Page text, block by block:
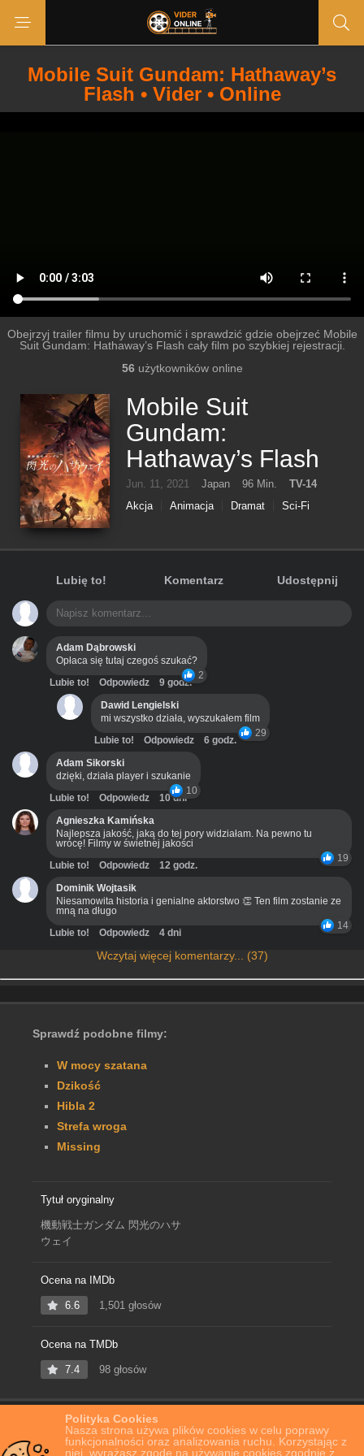
Polityka Cookies
Nasza strona używa plików cookies w celu poprawy
funkcjonalności oraz analizowania ruchu. Korzystając z
niej, wyrażasz zgodę na używanie cookies zgodnie z
Mobile Suit Gundam: Hathaway’s
Flash • Vider • Online
Obejrzyj trailer filmu by uruchomić i sprawdzić gdzie obejrzeć Mobile
Suit Gundam: Hathaway’s Flash cały film po szybkiej rejestracji.
56użytkowników online
Mobile Suit
Gundam:
Hathaway’s Flash
Jun. 11, 2021 Japan 96 Min.
TV-14
Akcja
Animacja Dramat Sci-Fi
Lubię to! Komentarz Udostępnij
Adam Dąbrowski
Opłaca się tutaj czegoś szukać?
2
Lubie to! Odpowiedz
9 godz.
Dawid Lengielski
mi wszystko działa, wyszukałem film
29
Lubie to! Odpowiedz
6 godz.
Adam Sikorski
dzięki, działa player i szukanie
10
Lubie to! Odpowiedz
10 dni
Agnieszka Kamińska
Najlepsza jakość, jaką do tej pory widziałam. Na pewno tu
wrócę! Filmy w świetnej jakości
19
Lubie to! Odpowiedz
12 godz.
Dominik Wojtasik
Niesamowita historia i genialne aktorstwo 👏 Ten film zostanie ze
mną na długo
14
Lubie to! Odpowiedz 4 dni
Wczytaj więcej komentarzy... (37)
Sprawdź podobne filmy:
W mocy szatana
Dzikość
Hibla 2
Strefa wroga
Missing
Tytuł oryginalny
機動戦士ガンダム 閃光のハサ
ウェイ
Ocena na IMDb
6.6 1,501 głosów
Ocena na TMDb
7.4 98 głosów
Film Online Mobile Suit Gundam: Hathaway’s Flash